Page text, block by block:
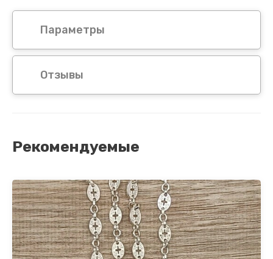
Параметры
Отзывы
Рекомендуемые